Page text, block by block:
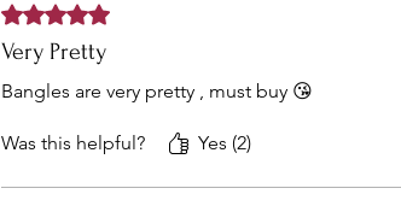
Rated 5 out of 5 stars.
Very Pretty
Bangles are very pretty , must buy 😘
Was this helpful? Yes (2)